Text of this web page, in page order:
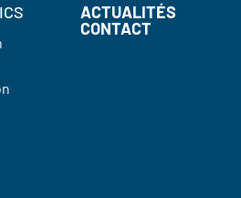
ACTUALITÉS
CONTACT